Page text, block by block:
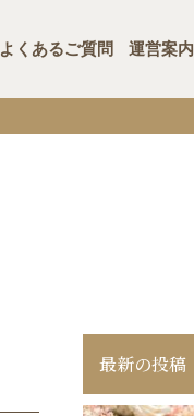
よくあるご質問 運営案内
最新の投稿